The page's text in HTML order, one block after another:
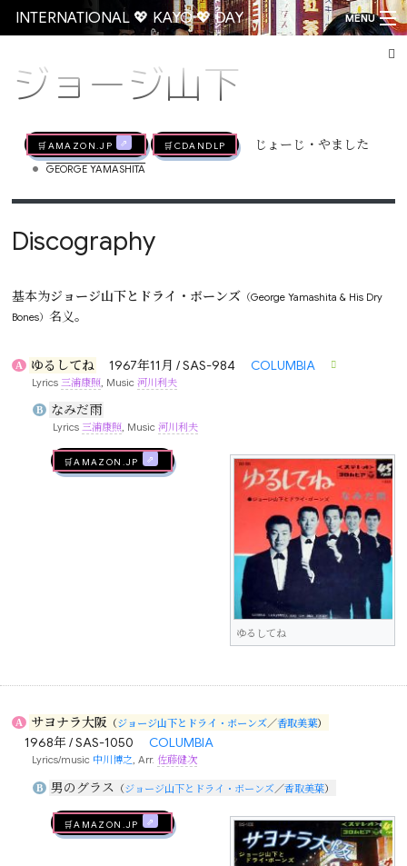
INTERNATIONAL 💖 KAYŌ 💖 DAY MENU
ジョージ山下
🛒AMAZON.jp 🛒CDandLP じょーじ・やました
• GEORGE YAMASHITA
Discography
基本为ジョージ山下とドライ・ボーンズ （George Yamashita & His Dry
Bones）名义。
A ゆるしてね 1967年11月 / SAS-984 COLUMBIA
Lyrics 三浦康照 , Music河川利夫
B なみだ雨
Lyrics 三浦康照, Music 河川利夫
ゆるしてね
🛒AMAZON.jp
A サヨナラ大阪 （ジョージ山下とドライ・ボーンズ／香取美葉）
1968年 / SAS-1050 COLUMBIA
Lyrics/music 中川博之, Arr.佐藤健次
B 男のグラス （ジョージ山下とドライ・ボーンズ／香取美葉）
🛒AMAZON.jp